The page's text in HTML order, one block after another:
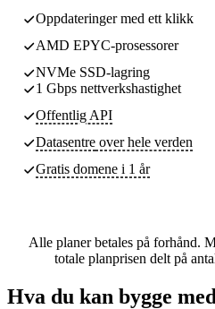
Oppdateringer med ett klikk
AMD EPYC-prosessorer
NVMe SSD-lagring
1 Gbps nettverkshastighet
Offentlig API
Datasentre over hele verden
Gratis domene i 1 år
Alle planer betales på forhånd.
totale planprisen delt på
Hva du kan bygge